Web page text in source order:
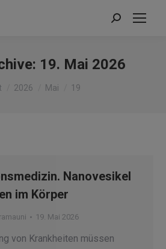
Search:
19. Mai 2026
sich hier:
2026 Mai 19
Nanovesikel
im Körper
19. Mai 2026
von Krankheiten müssen